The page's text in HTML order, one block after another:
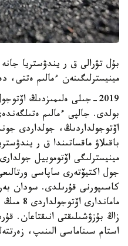
بۇل تۋرالى ق ر يندۋستريا جانە
مينيسترلىگىنەن ءمالىم ەتتى،
2019-جىلى ەلىمىزدىڭ
بولدى. جالپى ءمالىم
اۆتوجولداردىڭ، جولداردى
باقىلاۋ ماقساتىندا ق ر
مينيسترلىگى اۆتوموبيل
جول اكتيۆتەرى ساپاسى
استام سىناماسى الىنىپ،